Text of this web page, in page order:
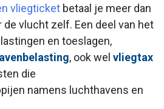
vliegticket betaal je meer dan
de vlucht zelf. Een deel van het
en toeslagen,
, ook wel vliegtax
die
namens luchthavens en